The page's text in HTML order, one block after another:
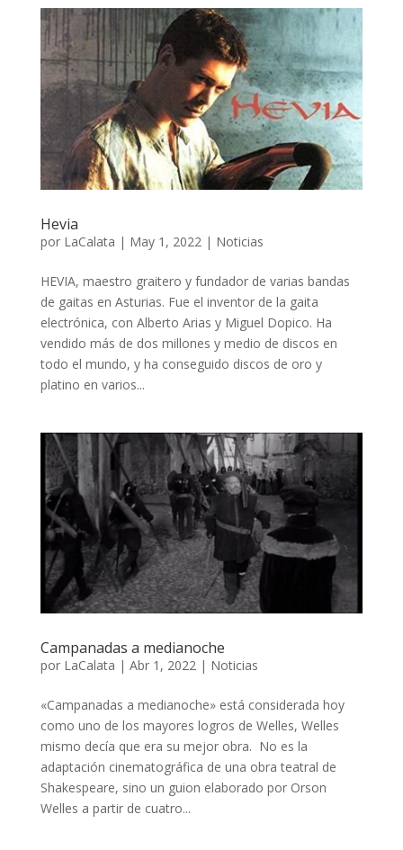
Hevia
por LaCalata | May 1, 2022 | Noticias
HEVIA, maestro graitero y fundador de varias bandas
de gaitas en Asturias. Fue el inventor de la gaita
electrónica, con Alberto Arias y Miguel Dopico. Ha
vendido más de dos millones y medio de discos en
todo el mundo, y ha conseguido discos de oro y
platino en varios...
Campanadas a medianoche
por LaCalata | Abr 1, 2022| Noticias
«Campanadas a medianoche» está considerada hoy
como uno de los mayores logros de Welles, Welles
mismo decía que era su mejor obra. No es la
adaptación cinematográfica de una obra teatral de
Shakespeare, sino un guion elaborado por Orson
Welles a partir de cuatro...